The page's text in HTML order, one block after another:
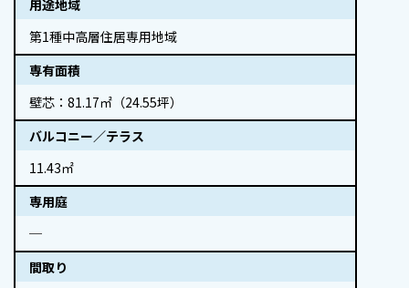
用途地域
第1種中高層住居専用地域
専有面積
壁芯：81.17㎡（24.55坪）
バルコニー／テラス
11.43㎡
専用庭
─
間取り